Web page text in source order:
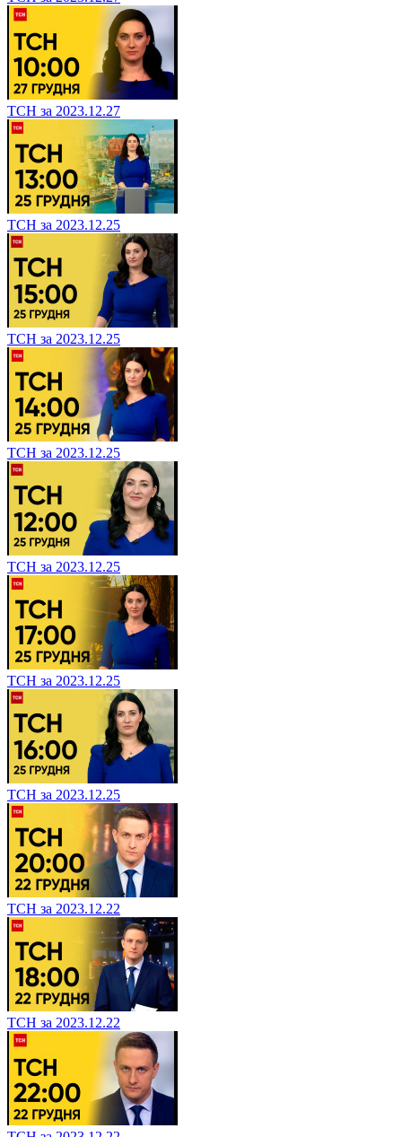
ТСН за 2023.12.27
ТСН за 2023.12.25
ТСН за 2023.12.25
ТСН за 2023.12.25
ТСН за 2023.12.25
ТСН за 2023.12.25
ТСН за 2023.12.25
ТСН за 2023.12.22
ТСН за 2023.12.22